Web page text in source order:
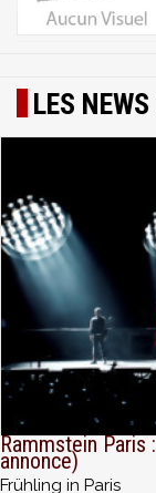
LES
Rammstein Paris
annonce)
Frühling in Paris